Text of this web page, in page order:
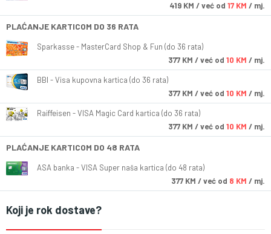
419 KM / već od 17 KM / mj.
PLAĆANJE KARTICOM DO 36 RATA
Sparkasse - MasterCard Shop & Fun (do 36 rata)
377 KM / već od 10 KM / mj.
BBI - Visa kupovna kartica (do 36 rata)
377 KM / već od 10 KM / mj.
Raiffeisen - VISA Magic Card kartica (do 36 rata)
377 KM / već od 10 KM / mj.
PLAĆANJE KARTICOM DO 48 RATA
ASA banka - VISA Super naša kartica (do 48 rata)
377 KM / već od 8 KM / mj.
Koji je rok dostave?